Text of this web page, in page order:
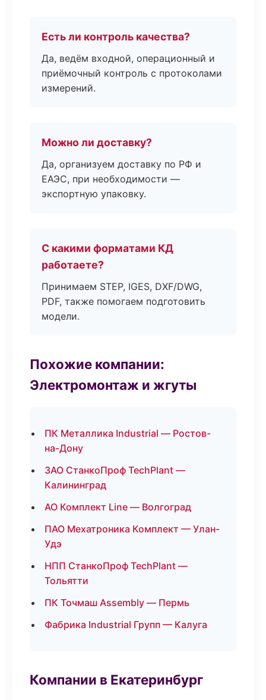
Есть ли контроль качества?
Да, ведём входной, операционный и
приёмочный контроль с протоколами
измерений.
Можно ли доставку?
Да, организуем доставку по РФ и
ЕАЭС, при необходимости —
экспортную упаковку.
С какими форматами КД
работаете?
Принимаем STEP, IGES, DXF/DWG,
PDF, также помогаем подготовить
модели.
Похожие компании:
Электромонтаж и жгуты
ПК Металлика Industrial — Ростов-
на-Дону
ЗАО СтанкоПроф TechPlant —
Калининград
АО Комплект Line — Волгоград
ПАО Мехатроника Комплект — Улан-
Удэ
НПП СтанкоПроф TechPlant —
Тольятти
ПК Точмаш Assembly — Пермь
Фабрика Industrial Групп — Калуга
Компании в Екатеринбург